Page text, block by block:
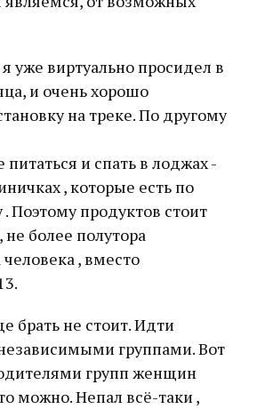
уже виртуально просидел в
и очень хорошо
на треке. По другому
питаться и спать в лоджах -
, которые есть по
Поэтому продуктов стоит
более полутора
, вместо
брать не стоит. Идти
группами. Вот
групп женщин
можно. Непал всё-таки ,